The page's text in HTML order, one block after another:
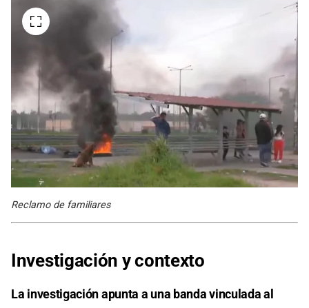
Reclamo de familiares
Investigación y contexto
La investigación apunta a una banda vinculada al